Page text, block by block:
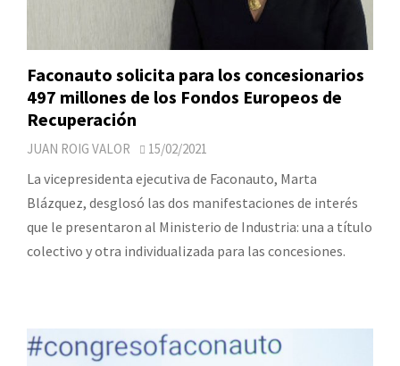
Faconauto solicita para los concesionarios
497 millones de los Fondos Europeos de
Recuperación
JUAN ROIG VALOR 15/02/2021
La vicepresidenta ejecutiva de Faconauto, Marta
Blázquez, desglosó las dos manifestaciones de interés
que le presentaron al Ministerio de Industria: una a título
colectivo y otra individualizada para las concesiones.